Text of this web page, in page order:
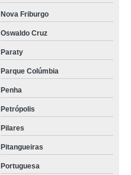
Nova Friburgo
Oswaldo Cruz
Paraty
Parque Colúmbia
Penha
Petrópolis
Pilares
Pitangueiras
Portuguesa